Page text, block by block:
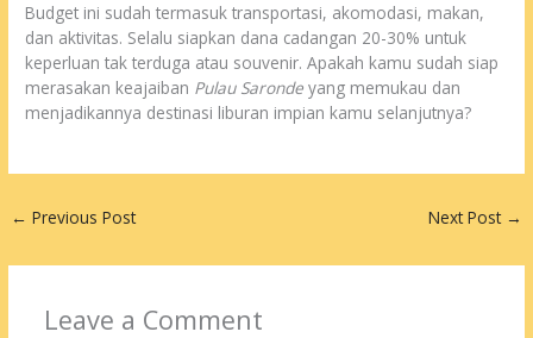
Budget ini sudah termasuk transportasi, akomodasi, makan,
dan aktivitas. Selalu siapkan dana cadangan 20-30% untuk
keperluan tak terduga atau souvenir. Apakah kamu sudah siap
merasakan keajaiban Pulau Saronde yang memukau dan
menjadikannya destinasi liburan impian kamu selanjutnya?
← Previous Post Next Post →
Leave a Comment